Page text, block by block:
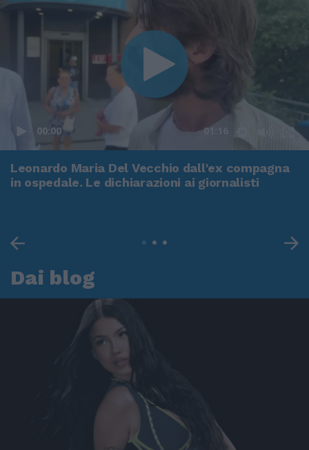
00:00 01:16
Leonardo Maria Del Vecchio dall'ex compagna
in ospedale. Le dichiarazioni ai giornalisti
Dai blog